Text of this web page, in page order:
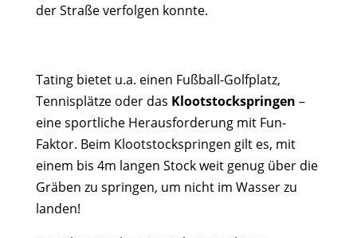
der Straße verfolgen konnte.
Tating bietet u.a. einen Fußball-Golfplatz,
Tennisplätze oder das Klootstockspringen –
eine sportliche Herausforderung mit Fun-
Faktor. Beim Klootstockspringen gilt es, mit
einem bis 4m langen Stock weit genug über die
Gräben zu springen, um nicht im Wasser zu
landen!